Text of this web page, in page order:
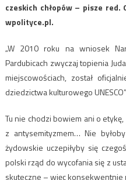
czeskich chłopów – pisze red.
wpolityce.pl.
„W 2010 roku na wniosek
Pardubicach zwyczaj topienia
miejscowościach, został
dziedzictwa kulturowego
Tu nie chodzi bowiem ani o
z antysemityzmem… Nie
żydowskie uczepiłyby się
polski rząd do wycofania się z
skuteczne – więc konsekwentnie